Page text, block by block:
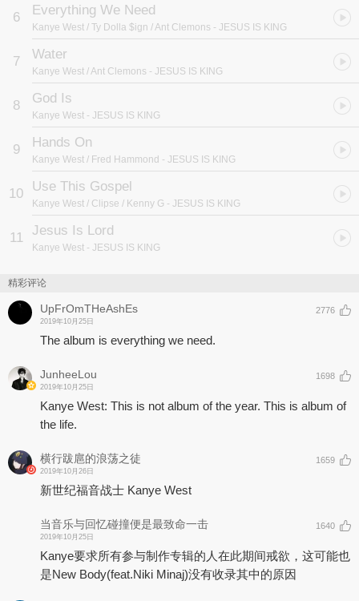
物。在上一张专辑【ye】释出之后，Kanye West完美达成了“怀俄明
州任务”、连续制作出5张作品，包括了Pusha T、Nas、Kid Cudi，
以及Teyana Taylor的专辑，张张都成为当年度的轰动专辑，再次显
现了Kanye West的高超实力。这次Kanye West挑战福音音乐
(Gospel)，将嘻哈与福音结合，打造出令人惊艳，同时又福至心灵、
充满律动感的作品【JESUS IS KING】，而专辑一释出，便称霸公告
牌主流专辑榜，达成9连霸纪录、再加上节奏布鲁斯嘻哈榜、福音
榜、Christian Albums榜、Soundtrack Albums榜“五冠王”纪录，除此
之外还称霸英国金榜、澳大利亚、加拿大、丹麦、冰岛、新西兰、挪
威的排行冠军，堪称当代的超级天王。
【JESUS IS KING】由Kanye West亲自操刀专辑，并找来Angel
Lopez、BoogzDaBeast、Brian "AllDay" Miller、Budgie、DrtWrk、
E*vax、Federico Vindver、FNZ、Labrinth、Michael Cerda、
God”，写下YouTube超过3000万次观看，结合Christian Hip Hop与
Trap的乐风让人耳目一新，登记公告牌热门单曲榜No.7，并且夺得基
之一；风格别出心裁的“Closed on Sunday”创下YouTube突破1500
爱妻Kim Kardashian比喻为“Chick-fil-A”的歌词，掀起海内外一片议
论，也因此让这首歌曲讨论度水涨船高；除此之外，Ty Dolla $ign与
Ant Clemons共同帮腔的“Everything We Need”、Fred Hammond献
观点，让人一窥鬼才内心的私密信仰。
JESUS IS KING is Kanye West’s ninth studio album and the follow-
up to his June 2018 release, ye. The project debuted on October
Yandhi, which was scrapped and reworked into a gospel album.
August 29, 2019, to announce Ye’s newest solo effort on his behalf
producer Teddy Walton tweeted about his involvement with the
project:
Been editing these @kanyewest vocals to make it sound like some
6 Everything We Need
Kanye West / Ty Dolla $ign / Ant Clemons - JESUS IS KING
7 Water
Kanye West / Ant Clemons - JESUS IS KING
8 God Is
Kanye West - JESUS IS KING
9 Hands On
Kanye West / Fred Hammond - JESUS IS KING
10 Use This Gospel
Kanye West / Clipse / Kenny G - JESUS IS KING
11 Jesus Is Lord
Kanye West - JESUS IS KING
精彩评论
UpFrOmTHeAshEs
2019年10月25日
2776
The album is everything we need.
JunheeLou
2019年10月25日
1698
Kanye West: This is not album of the year. This is album of
the life.
横行跋扈的浪荡之徒
2019年10月26日
1659
新世纪福音战士 Kanye West
当音乐与回忆碰撞便是最致命一击
2019年10月25日
1640
Kanye要求所有参与制作专辑的人在此期间戒欲，这可能也
是New Body(feat.Niki Minaj)没有收录其中的原因